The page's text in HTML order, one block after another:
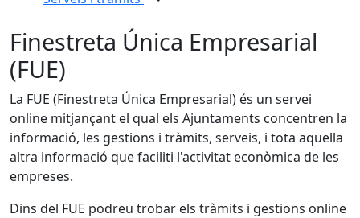
Finestreta Única Empresarial
(FUE)
La FUE (Finestreta Única Empresarial) és un servei
online mitjançant el qual els Ajuntaments concentren la
informació, les gestions i tràmits, serveis, i tota aquella
altra informació que faciliti l'activitat econòmica de les
empreses.
Dins del FUE podreu trobar els tràmits i gestions online